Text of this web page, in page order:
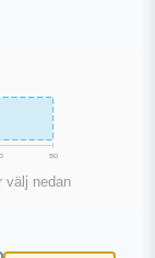
50
välj nedan